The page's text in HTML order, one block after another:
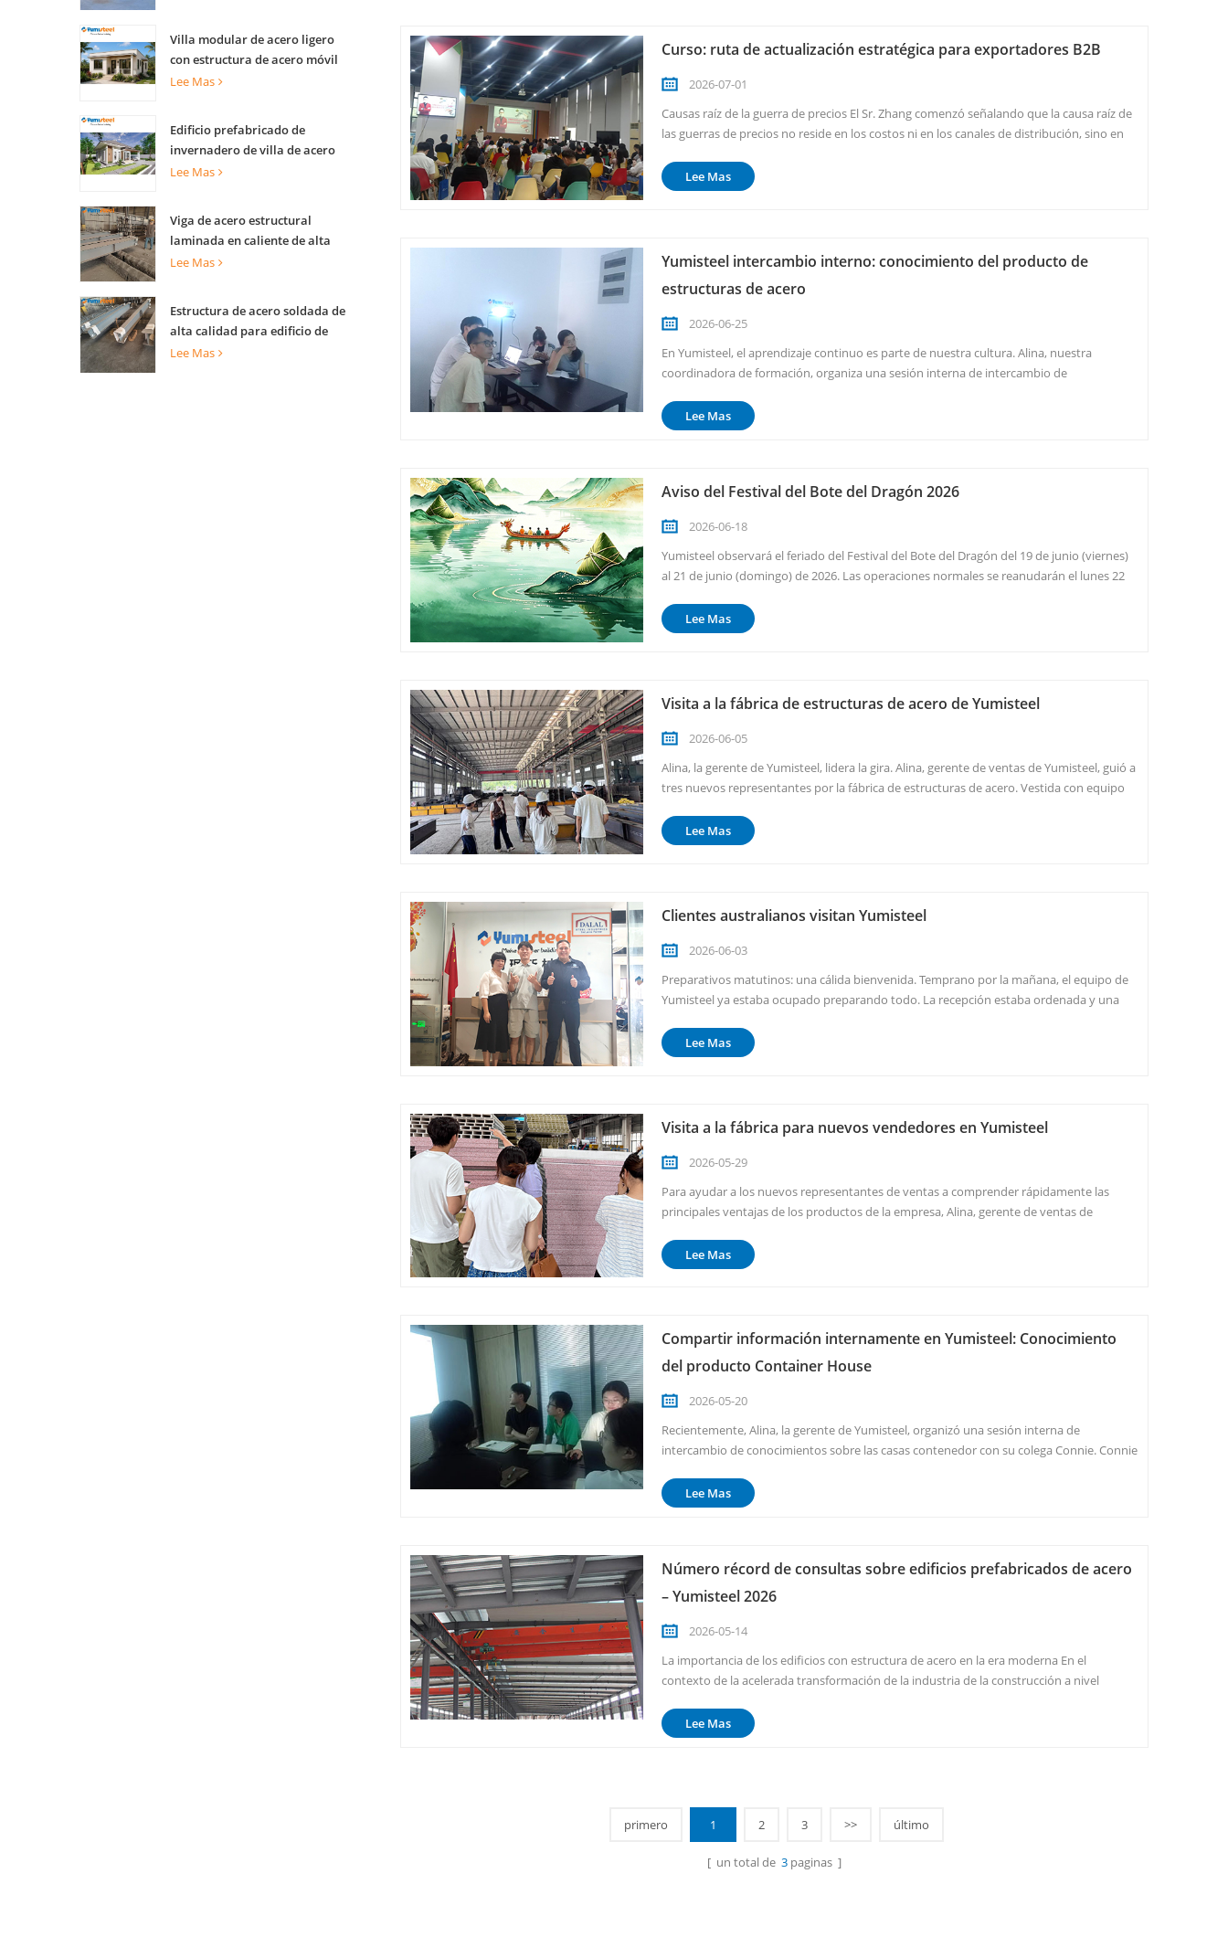
Villa modular de acero ligero
con estructura de acero móvil
de lujo
Lee Mas
Edificio prefabricado de
invernadero de villa de acero
ligero para complejo turístico
Lee Mas
Viga de acero estructural
laminada en caliente de alta
capacidad de carga para
Lee Mas
Estructura de acero soldada de
alta calidad para edificio de
construcción
Lee Mas
Curso: ruta de actualización estratégica para exportadores B2B
2026-07-01
Causas raíz de la guerra de precios El Sr. Zhang comenzó señalando que la causa raíz de
las guerras de precios no reside en los costos ni en los canales de distribución, sino en
commodities, los clientes no tienen más opci...
Lee Mas
Yumisteel intercambio interno: conocimiento del producto de
estructuras de acero
2026-06-25
En Yumisteel, el aprendizaje continuo es parte de nuestra cultura. Alina, nuestra
coordinadora de formación, organiza una sesión interna de intercambio de
actualizados y preparados. Este mes Jack dirigió la sesión sobre C...
Lee Mas
Aviso del Festival del Bote del Dragón 2026
2026-06-18
Yumisteel observará el feriado del Festival del Bote del Dragón del 19 de junio (viernes)
al 21 de junio (domingo) de 2026. Las operaciones normales se reanudarán el lunes 22
oficina estará cerrada por el feriado l...
Lee Mas
Visita a la fábrica de estructuras de acero de Yumisteel
2026-06-05
Alina, la gerente de Yumisteel, lidera la gira. Alina, gerente de ventas de Yumisteel, guió a
tres nuevos representantes por la fábrica de estructuras de acero. Vestida con equipo
caminaban. Los nuevos representantes sujeta...
Lee Mas
Clientes australianos visitan Yumisteel
2026-06-03
Preparativos matutinos: una cálida bienvenida. Temprano por la mañana, el equipo de
Yumisteel ya estaba ocupado preparando todo. La recepción estaba ordenada y una
preparados, incluyendo galletas, sándwiches y pasteles ...
Lee Mas
Visita a la fábrica para nuevos vendedores en Yumisteel
2026-05-29
Para ayudar a los nuevos representantes de ventas a comprender rápidamente las
principales ventajas de los productos de la empresa, Alina, gerente de ventas de
adentrándose en la primera línea de producción el equ...
Lee Mas
Compartir información internamente en Yumisteel: Conocimiento
del producto Container House
2026-05-20
Recientemente, Alina, la gerente de Yumisteel, organizó una sesión interna de
intercambio de conocimientos sobre las casas contenedor con su colega Connie. Connie
los clientes, y posee un profundo conocimiento de ...
Lee Mas
Número récord de consultas sobre edificios prefabricados de acero
– Yumisteel 2026
2026-05-14
La importancia de los edificios con estructura de acero en la era moderna En el
contexto de la acelerada transformación de la industria de la construcción a nivel
convirtiendo gradualmente en la opción principal. En compara...
Lee Mas
primero 1 2 3 >> último
[ un total de 3 paginas ]